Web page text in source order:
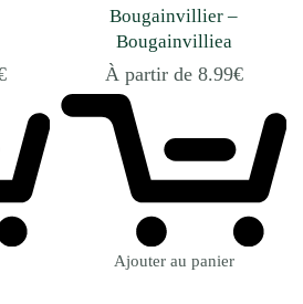
Bougainvillier –
Bougainvilliea
À partir de 8.99€
Ajouter au panier